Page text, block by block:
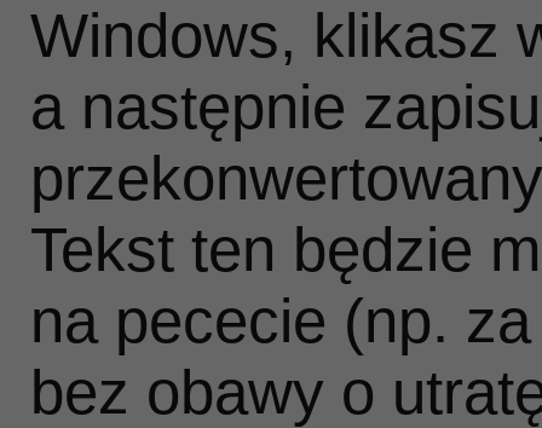
Windows, klikasz
a następnie
Tekst ten będzie
na pececie (np.
bez obawy o